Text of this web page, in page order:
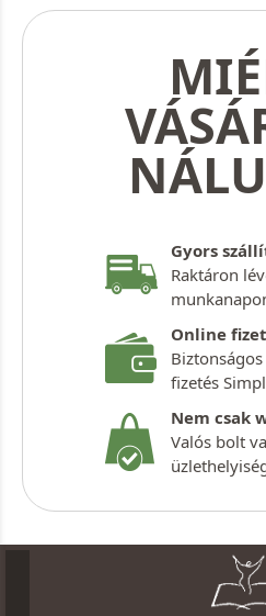
Gyors
Raktáron
Online
fizetés
Nem csak
Valós bolt